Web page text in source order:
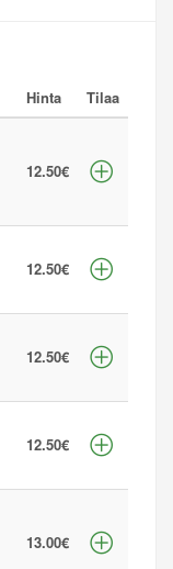
Hinta Tilaa
12.50€
12.50€
12.50€
12.50€
13.00€